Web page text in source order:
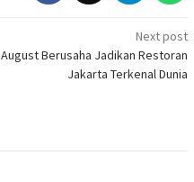
Next post
August Berusaha Jadikan Restoran
Jakarta Terkenal Dunia